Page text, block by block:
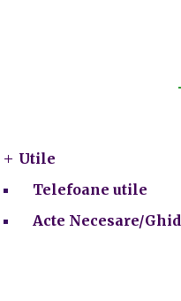
Utile
Telefoane utile
Acte Necesare/Ghid